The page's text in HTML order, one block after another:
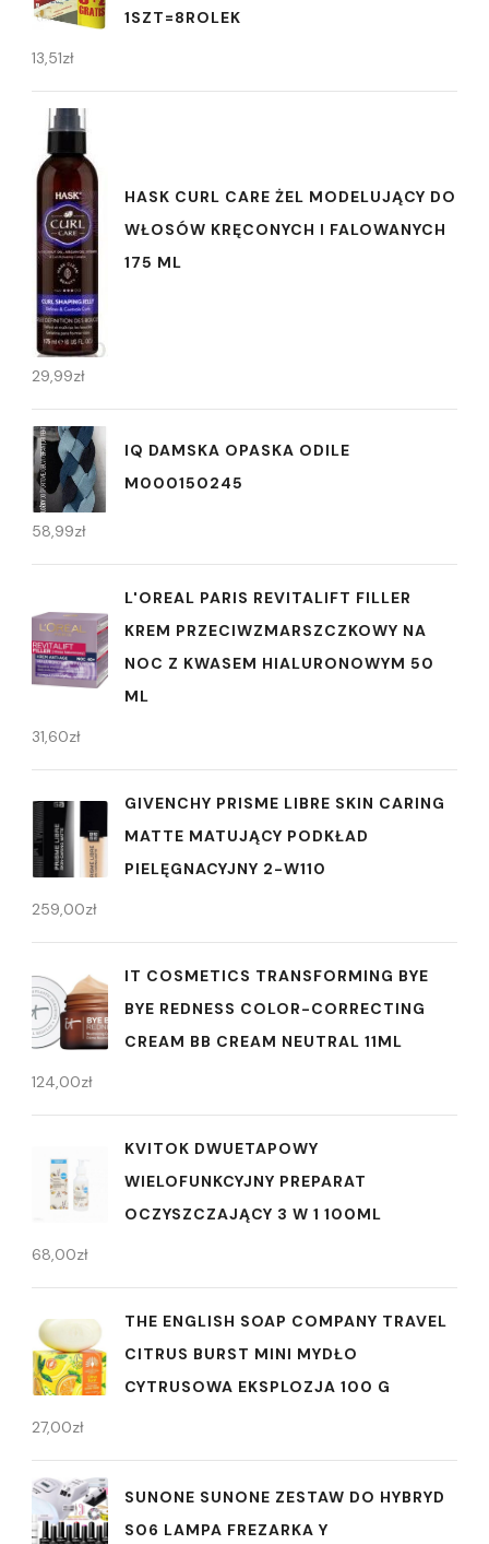
1SZT=8ROLEK
13,51zł
HASK CURL CARE ŻEL MODELUJĄCY DO
WŁOSÓW KRĘCONYCH I FALOWANYCH
175 ML
29,99zł
IQ DAMSKA OPASKA ODILE
M000150245
58,99zł
L'OREAL PARIS REVITALIFT FILLER
KREM PRZECIWZMARSZCZKOWY NA
NOC Z KWASEM HIALURONOWYM 50
ML
31,60zł
GIVENCHY PRISME LIBRE SKIN CARING
MATTE MATUJĄCY PODKŁAD
PIELĘGNACYJNY 2-W110
259,00zł
IT COSMETICS TRANSFORMING BYE
BYE REDNESS COLOR-CORRECTING
CREAM BB CREAM NEUTRAL 11ML
124,00zł
KVITOK DWUETAPOWY
WIELOFUNKCYJNY PREPARAT
OCZYSZCZAJĄCY 3 W 1 100ML
68,00zł
THE ENGLISH SOAP COMPANY TRAVEL
CITRUS BURST MINI MYDŁO
CYTRUSOWA EKSPLOZJA 100 G
27,00zł
SUNONE SUNONE ZESTAW DO HYBRYD
S06 LAMPA FREZARKA Y